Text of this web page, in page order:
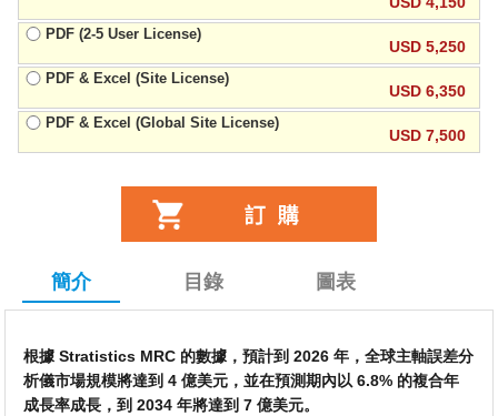
PDF (2-5 User License)
USD 5,250
PDF & Excel (Site License)
USD 6,350
PDF & Excel (Global Site License)
USD 7,500
簡介 目錄 圖表
根據 Stratistics MRC 的數據，預計到 2026 年，全球主軸誤差分
析儀市場規模將達到 4 億美元，並在預測期內以 6.8% 的複合年
成長率成長，到 2034 年將達到 7 億美元。